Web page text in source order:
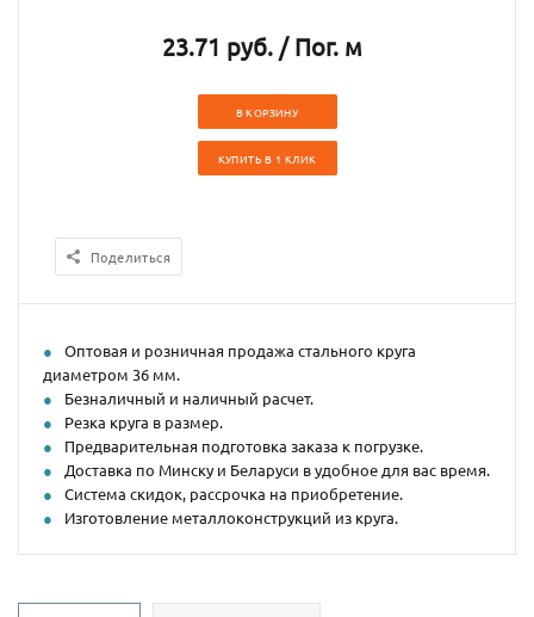
23.71 руб. / Пог. м
В КОРЗИНУ
КУПИТЬ В 1 КЛИК
Поделиться
Оптовая и розничная продажа стального круга
диаметром 36 мм.
Безналичный и наличный расчет.
Резка круга в размер.
Предварительная подготовка заказа к погрузке.
Доставка по Минску и Беларуси в удобное для вас время.
Система скидок, рассрочка на приобретение.
Изготовление металлоконструкций из круга.